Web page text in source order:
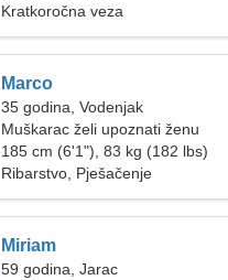
Kratkoročna veza
Marco
35 godina, Vodenjak
Muškarac želi upoznati ženu
185 cm (6'1"), 83 kg (182 lbs)
Ribarstvo, Pješačenje
Miriam
59 godina, Jarac